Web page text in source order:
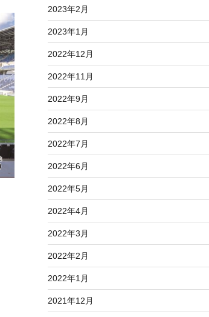
2023年2月
2023年1月
2022年12月
2022年11月
2022年9月
2022年8月
2022年7月
2022年6月
2022年5月
2022年4月
2022年3月
2022年2月
2022年1月
2021年12月